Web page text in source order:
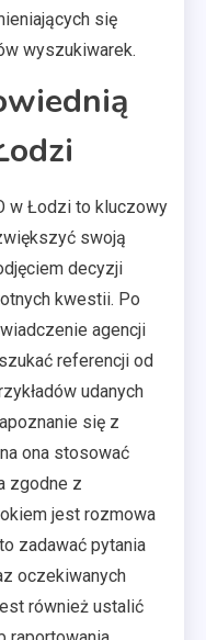
się
wyszukiwarek.
w Łodzi to kluczowy
swoją
decyzji
kwestii. Po
agencji
referencji od
udanych
się z
ona stosować
zgodne z
jest rozmowa
zadawać pytania
oczekiwanych
również ustalić